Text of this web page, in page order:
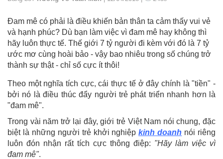
Đam mê có phải là điều khiến bản thân ta cảm thấy vui vẻ
và hạnh phúc? Dù bạn làm việc vì đam mê hay không thì
hãy luôn thực tế. Thế giới 7 tỷ người đi kèm với đó là 7 tỷ
ước mơ cùng hoài bảo - vậy bao nhiêu trong số chúng trở
thành sự thật - chỉ số cực ít thôi!
Theo một nghĩa tích cực, cái thực tế ở đây chính là "tiền" -
bởi nó là điều thúc đẩy người trẻ phát triển nhanh hơn là
"đam mê".
Trong vài năm trở lại đây, giới trẻ Việt Nam nói chung, đặc
biệt là những người trẻ khởi nghiệpkinh doanh nói riêng
luôn đón nhận rất tích cực thông điệp: "Hãy làm việc vì
đam mê".